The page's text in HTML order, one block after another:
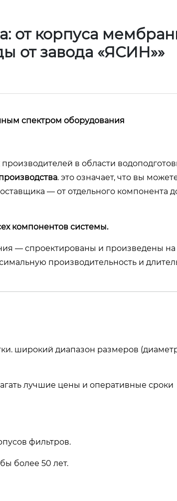
от корпуса
от завода «ЯСИН»»
спектром оборудования
в области
. это означает, что вы
— от отдельного компонента
компонентов системы.
— спроектированы и произведены
производительность и
широкий диапазон размеров
лучшие цены и оперативные сроки
фильтров.
более 50 лет.